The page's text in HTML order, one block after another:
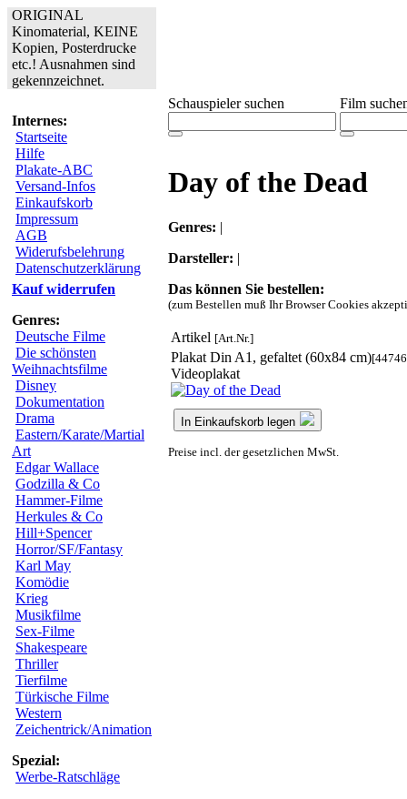
ORIGINAL
Kinomaterial, KEINE
Kopien, Posterdrucke
etc.! Ausnahmen sind
gekennzeichnet.
Internes:
Startseite
Hilfe
Plakate-ABC
Versand-Infos
Einkaufskorb
Impressum
AGB
Widerufsbelehrung
Datenschutzerklärung
Kauf widerrufen
Genres:
Deutsche Filme
Die schönsten
Weihnachtsfilme
Disney
Dokumentation
Drama
Eastern/Karate/Martial
Art
Edgar Wallace
Godzilla & Co
Hammer-Filme
Herkules & Co
Hill+Spencer
Horror/SF/Fantasy
Karl May
Komödie
Krieg
Musikfilme
Sex-Filme
Shakespeare
Thriller
Tierfilme
Türkische Filme
Western
Zeichentrick/Animation
Spezial:
Werbe-Ratschläge
Schauspieler suchen Film
Day of the Dead
Genres: |
Darsteller: |
Das können Sie bestellen:
(zum Bestellen muß Ihr Browser Cookies
Artikel [Art.Nr.]
Plakat Din A1, gefaltet (60x84 cm)
Videoplakat
In Einkaufskorb legen
Preise incl. der gesetzlichen MwSt.